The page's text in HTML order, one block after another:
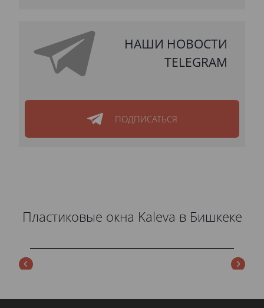
НАШИ НОВОСТИ
TELEGRAM
ПОДПИСАТЬСЯ
Пластиковые окна Kaleva в Бишкеке